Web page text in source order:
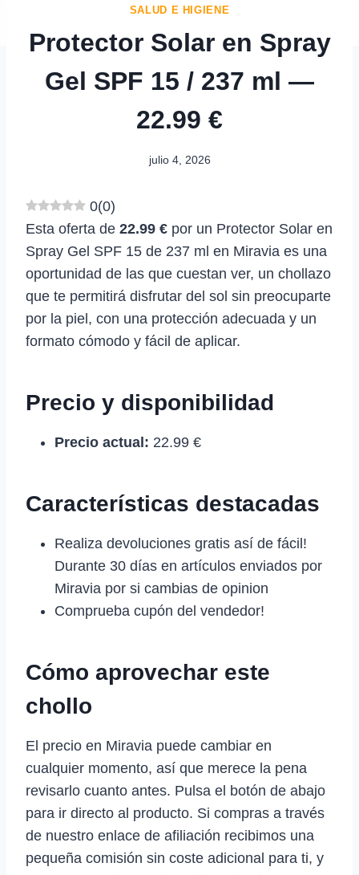
SALUD E HIGIENE
Protector Solar en Spray
Gel SPF 15 / 237 ml —
22.99 €
julio 4, 2026
0(0)
Esta oferta de 22.99 € por un Protector Solar en
Spray Gel SPF 15 de 237 ml en Miravia es una
oportunidad de las que cuestan ver, un chollazo
que te permitirá disfrutar del sol sin preocuparte
por la piel, con una protección adecuada y un
formato cómodo y fácil de aplicar.
Precio y disponibilidad
Precio actual: 22.99 €
Características destacadas
Realiza devoluciones gratis así de fácil!
Durante 30 días en artículos enviados por
Miravia por si cambias de opinion
Comprueba cupón del vendedor!
Cómo aprovechar este
chollo
El precio en Miravia puede cambiar en
cualquier momento, así que merece la pena
revisarlo cuanto antes. Pulsa el botón de abajo
para ir directo al producto. Si compras a través
de nuestro enlace de afiliación recibimos una
pequeña comisión sin coste adicional para ti, y